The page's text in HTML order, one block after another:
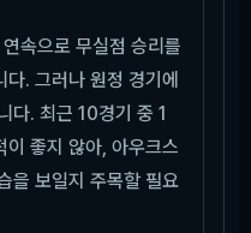
속으로 무실점 승리를
. 그러나 원정 경기에
다. 최근 10경기 중 1
좋지 않아, 아우크스
을 보일지 주목할 필요